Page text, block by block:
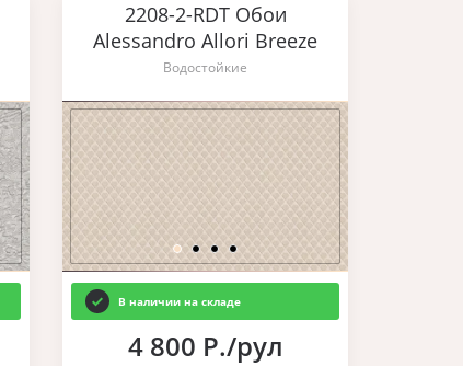
2208-2-RDT Обои
Alessandro Allori Breeze
Водостойкие
В наличии на складе
4 800 Р./рул